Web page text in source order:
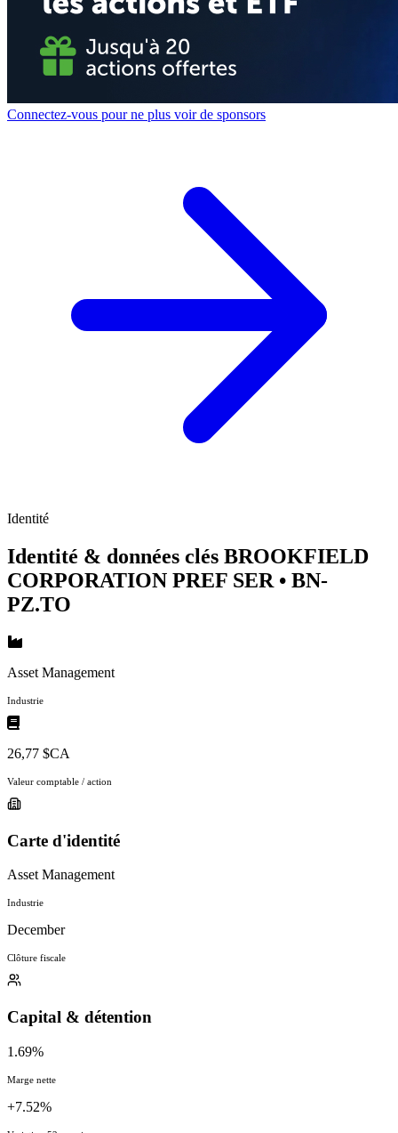
Connectez-vous pour ne plus voir de sponsors
Identité
Identité & données clés BROOKFIELD
CORPORATION PREF SER • BN-
PZ.TO
Asset Management
Industrie
26,77 $CA
Valeur comptable / action
Carte d'identité
Asset Management
Industrie
December
Clôture fiscale
Capital & détention
1.69%
Marge nette
+7.52%